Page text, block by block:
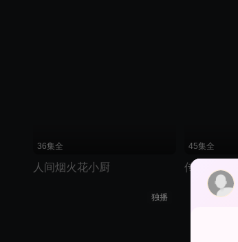
36集全
人间烟火花小厨
45集全
传家
独播